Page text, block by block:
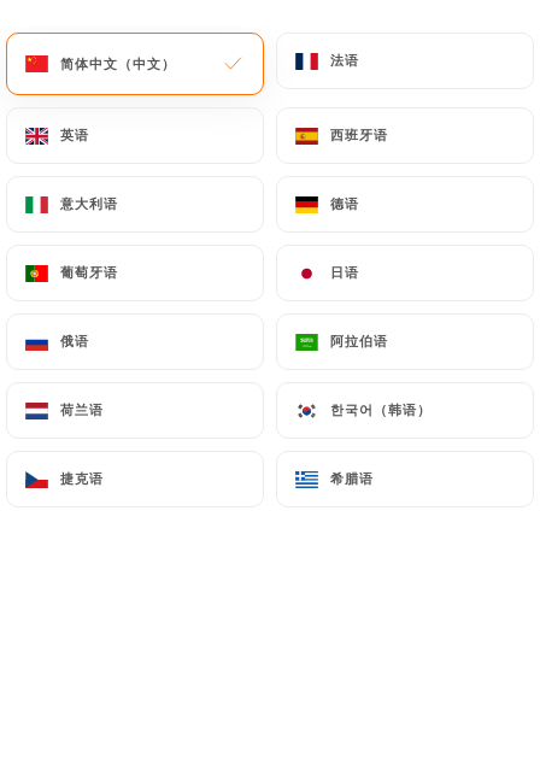
简体中文（中文） 法语
英语 西班牙语
意大利语 德语
葡萄牙语 日语
俄语 阿拉伯语
荷兰语 한국어（韩语）
捷克语 希腊语
主页 /
联系人
简体中文（中文） 法语
英语 西班牙语
意大利语 德语
葡萄牙语 日语
俄语 阿拉伯语
荷兰语 한국어（韩语）
捷克语 希腊语